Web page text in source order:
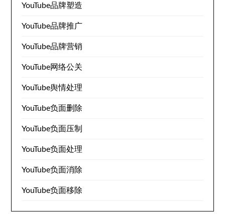
YouTube品牌塑造
YouTube品牌推广
YouTube品牌营销
YouTube网络公关
YouTube舆情处理
YouTube负面删除
YouTube负面压制
YouTube负面处理
YouTube负面消除
YouTube负面移除